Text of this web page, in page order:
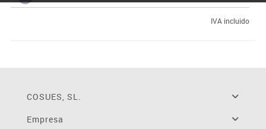
IVA incluido
COSUES, SL.
Empresa